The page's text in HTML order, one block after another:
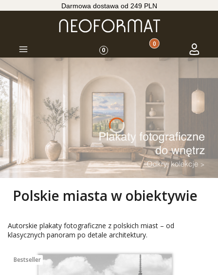
Darmowa dostawa od 249 PLN
Menu 0 Produkty w koszyku:
Koszyk Zaloguj
Polskie miasta w obiektywie
Autorskie plakaty fotograficzne z polskich miast – od
klasycznych panoram po detale architektury.
Bestseller